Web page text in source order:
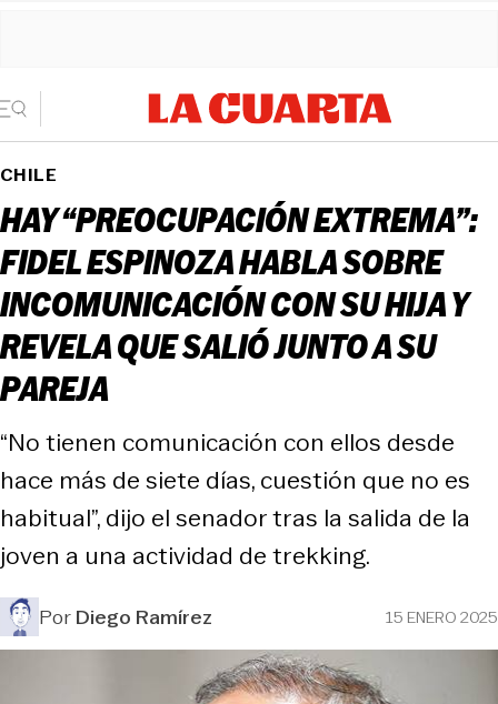
CHILE
HAY “PREOCUPACIÓN EXTREMA”:
FIDEL ESPINOZA HABLA SOBRE
INCOMUNICACIÓN CON SU HIJA Y
REVELA QUE SALIÓ JUNTO A SU
PAREJA
“No tienen comunicación con ellos desde
hace más de siete días, cuestión que no es
habitual”, dijo el senador tras la salida de la
joven a una actividad de trekking.
PorDiego Ramírez 15 ENERO 2025